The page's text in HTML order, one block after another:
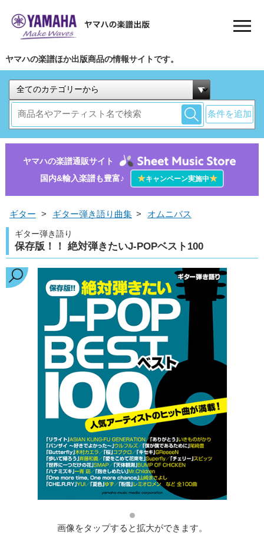
ヤマハの楽譜ほか出版商品の情報サイトです。
条件を追加
ヤマハの楽譜通販サイト
国内&輸入楽譜も豊富♪
★キャンペーン実施中★
ギター > ギター弾き語り曲集 > オムニバス
ギター弾き語り
保存版！！ 絶対弾きたいJ-POPベスト100
画像をタップすると拡大ができます。